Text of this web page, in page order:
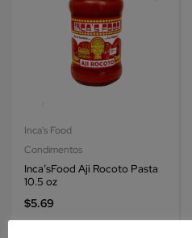
Inca's Food
Condimentos
Inca’sFood Aji Rocoto Pasta
10.5 oz
$5.69